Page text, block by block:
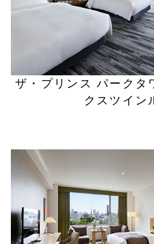
ザ・プリンス パーク
クスツイン